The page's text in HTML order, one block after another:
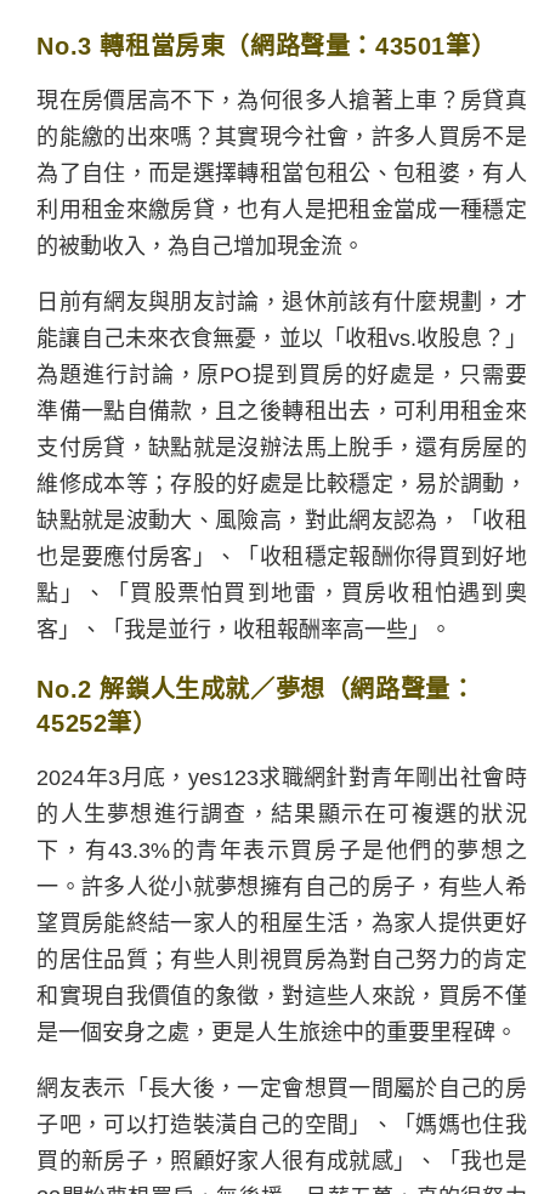
No.3 轉租當房東（網路聲量：43501筆）
現在房價居高不下，為何很多人搶著上車？房貸真
的能繳的出來嗎？其實現今社會，許多人買房不是
為了自住，而是選擇轉租當包租公、包租婆，有人
利用租金來繳房貸，也有人是把租金當成一種穩定
的被動收入，為自己增加現金流。
日前有網友與朋友討論，退休前該有什麼規劃，才
能讓自己未來衣食無憂，並以「收租vs.收股息？」
為題進行討論，原PO提到買房的好處是，只需要
準備一點自備款，且之後轉租出去，可利用租金來
支付房貸，缺點就是沒辦法馬上脫手，還有房屋的
維修成本等；存股的好處是比較穩定，易於調動，
缺點就是波動大、風險高，對此網友認為，「收租
也是要應付房客」、「收租穩定報酬你得買到好地
點」、「買股票怕買到地雷，買房收租怕遇到奧
客」、「我是並行，收租報酬率高一些」。
No.2 解鎖人生成就／夢想（網路聲量：
45252筆）
2024年3月底，yes123求職網針對青年剛出社會時
的人生夢想進行調查，結果顯示在可複選的狀況
下，有43.3%的青年表示買房子是他們的夢想之
一。許多人從小就夢想擁有自己的房子，有些人希
望買房能終結一家人的租屋生活，為家人提供更好
的居住品質；有些人則視買房為對自己努力的肯定
和實現自我價值的象徵，對這些人來說，買房不僅
是一個安身之處，更是人生旅途中的重要里程碑。
網友表示「長大後，一定會想買一間屬於自己的房
子吧，可以打造裝潢自己的空間」、「媽媽也住我
買的新房子，照顧好家人很有成就感」、「我也是